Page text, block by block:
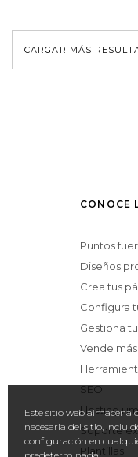
CARGAR MÁS
CONOCE
Puntos
Diseños
Crea tus
Configura
Gestiona
Vende más
SEO
Hosting
Soporte
Plantillas
Este sitio web
necesaria del sitio,
configuración en